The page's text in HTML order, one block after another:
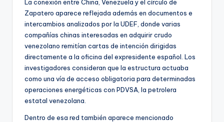
La conexión entre China, Venezuela y el círculo de
Zapatero aparece reflejada además en documentos e
intercambios analizados por la UDEF, donde varias
compañías chinas interesadas en adquirir crudo
venezolano remitían cartas de intención dirigidas
directamente a la oficina del expresidente español. Los
investigadores consideran que la estructura actuaba
como una vía de acceso obligatoria para determinadas
operaciones energéticas con PDVSA, la petrolera
estatal venezolana.
Dentro de esa red también aparece mencionado